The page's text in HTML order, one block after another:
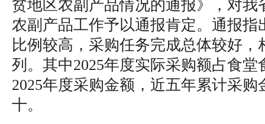
贫地区农副产品情况的通报》，对我
农副产品工作予以通报肯定。通报指
比例较高，采购任务完成总体较好
列。其中2025年度实际采购额占食
2025年度采购金额，近五年累计采
十。